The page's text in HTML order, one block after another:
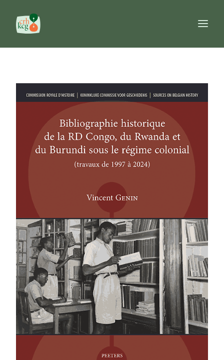
Publicaties
Prijzen
Databanken
Naslagwerken
FR
NL
EN
Search